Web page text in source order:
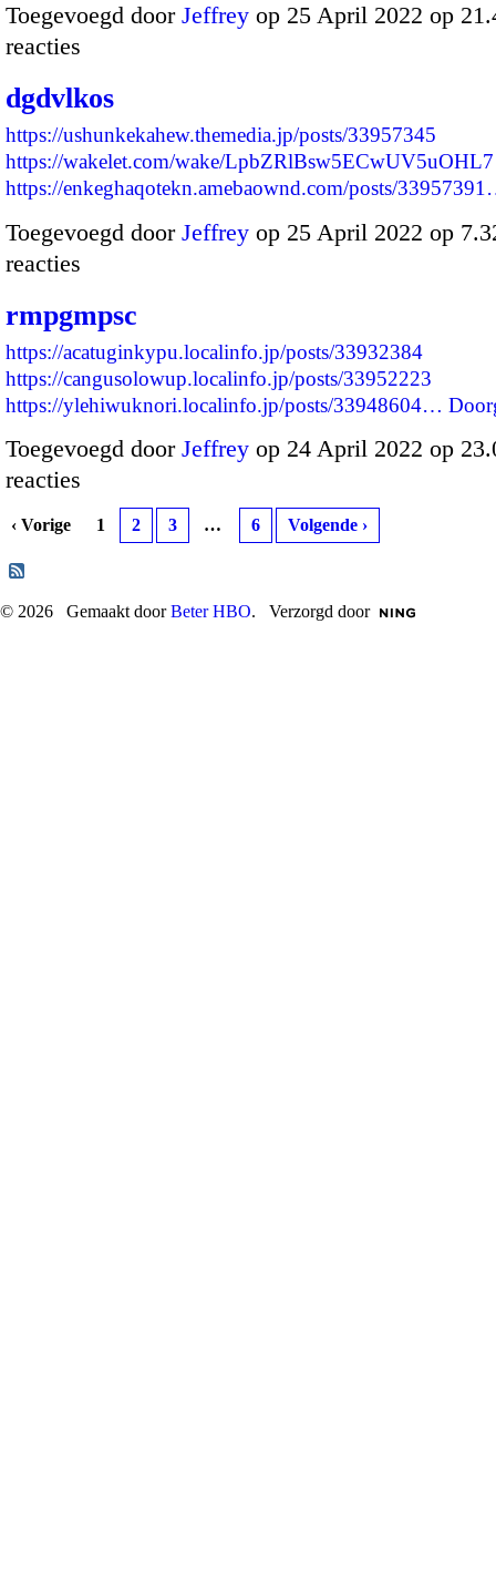
Toegevoegd door Jeffrey op 25 April 2022 op
reacties
dgdvlkos
https://ushunkekahew.themedia.jp/posts/33957345
https://wakelet.com/wake/LpbZRlBsw5ECwUV5uOHL7
https://enkeghaqotekn.amebaownd.com/posts/
Toegevoegd door Jeffrey op 25 April 2022 op
reacties
rmpgmpsc
https://acatuginkypu.localinfo.jp/posts/33932384
https://cangusolowup.localinfo.jp/posts/33952223
https://ylehiwuknori.localinfo.jp/posts/33948604…
Toegevoegd door Jeffrey op 24 April 2022 op
reacties
‹ Vorige 1 2 3 … 6 Volgende ›
© 2026 Gemaakt doorBeter HBO. Verzorgd door